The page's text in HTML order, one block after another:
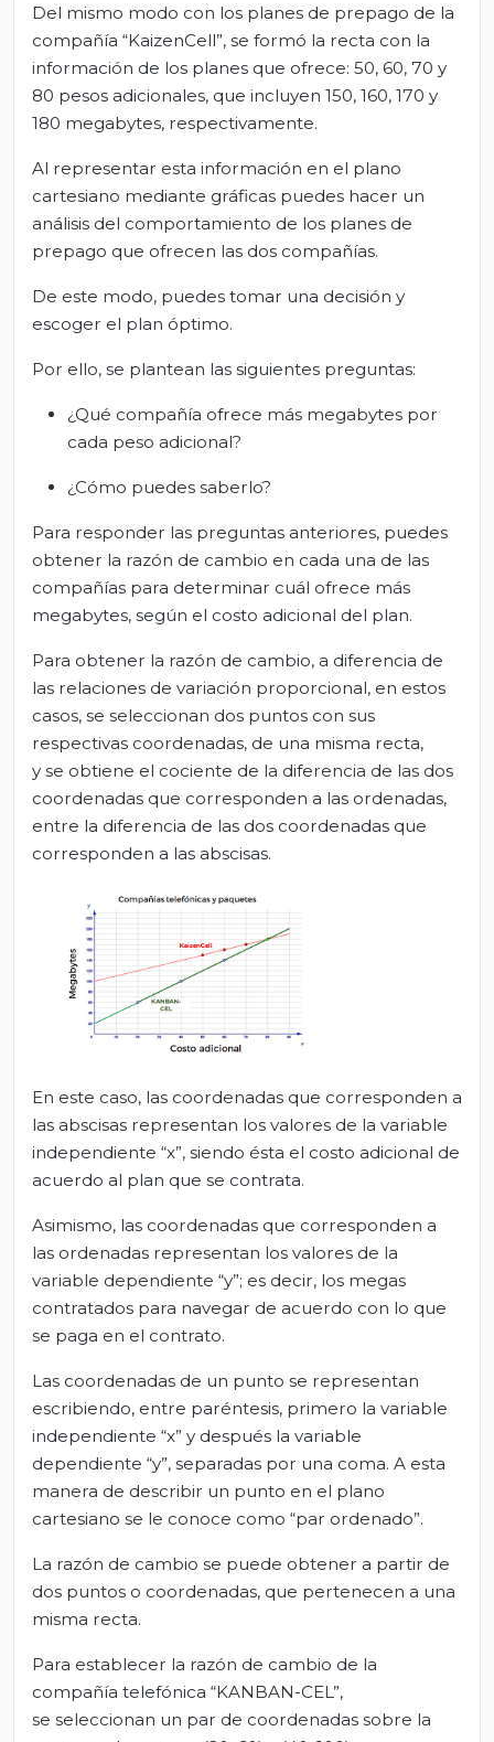
Del mismo modo con los planes de prepago de la
compañía “KaizenCell”, se formó la recta con la
información de los planes que ofrece: 50, 60, 70 y
80 pesos adicionales, que incluyen 150, 160, 170 y
180 megabytes, respectivamente.
Al representar esta información en el plano
cartesiano mediante gráficas puedes hacer un
análisis del comportamiento de los planes de
prepago que ofrecen las dos compañías.
De este modo, puedes tomar una decisión y
escoger el plan óptimo.
Por ello, se plantean las siguientes preguntas:
¿Qué compañía ofrece más megabytes por
cada peso adicional?
¿Cómo puedes saberlo?
Para responder las preguntas anteriores, puedes
obtener la razón de cambio en cada una de las
compañías para determinar cuál ofrece más
megabytes, según el costo adicional del plan.
Para obtener la razón de cambio, a diferencia de
las relaciones de variación proporcional, en estos
casos, se seleccionan dos puntos con sus
respectivas coordenadas, de una misma recta,
y se obtiene el cociente de la diferencia de las dos
coordenadas que corresponden a las ordenadas,
entre la diferencia de las dos coordenadas que
corresponden a las abscisas.
En este caso, las coordenadas que corresponden a
las abscisas representan los valores de la variable
independiente “x”, siendo ésta el costo adicional de
acuerdo al plan que se contrata.
Asimismo, las coordenadas que corresponden a
las ordenadas representan los valores de la
variable dependiente “y”; es decir, los megas
contratados para navegar de acuerdo con lo que
se paga en el contrato.
Las coordenadas de un punto se representan
escribiendo, entre paréntesis, primero la variable
independiente “x” y después la variable
dependiente “y”, separadas por una coma. A esta
manera de describir un punto en el plano
cartesiano se le conoce como “par ordenado”.
La razón de cambio se puede obtener a partir de
dos puntos o coordenadas, que pertenecen a una
misma recta.
Para establecer la razón de cambio de la
compañía telefónica “KANBAN-CEL”,
se seleccionan un par de coordenadas sobre la